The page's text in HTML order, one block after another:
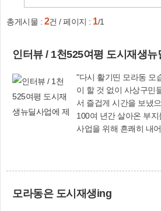
총게시물 : 2건 / 페이지 : 1/1
"다시 활기띤 모라동 모습, 꼭
이 할 것 없이 사상구민
서 즐겁게 시간을 보냈으면 좋
100여 년간 살아온 부
사업을 위해 흔쾌히 내
위로가 되긴 했었지…." 지난해 4월 사상구는 김
모라동은 도시재생ing